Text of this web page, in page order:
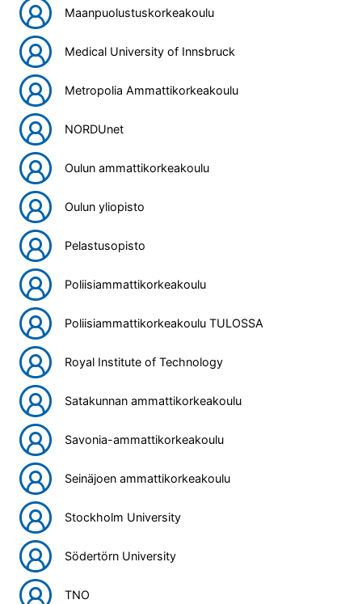
Maanpuolustuskorkeakoulu
Medical University of Innsbruck
Metropolia Ammattikorkeakoulu
NORDUnet
Oulun ammattikorkeakoulu
Oulun yliopisto
Pelastusopisto
Poliisiammattikorkeakoulu
Poliisiammattikorkeakoulu TULOSSA
Royal Institute of Technology
Satakunnan ammattikorkeakoulu
Savonia-ammattikorkeakoulu
Seinäjoen ammattikorkeakoulu
Stockholm University
Södertörn University
TNO